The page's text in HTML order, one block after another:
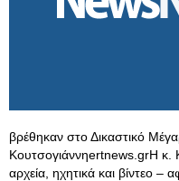
βρέθηκαν στο Δικαστικό
Κουτσογιάννηertnews.grΗ κ.
αρχεία, ηχητικά και βίντεο